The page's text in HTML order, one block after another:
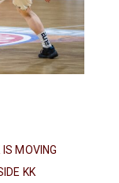
MOVING
KK